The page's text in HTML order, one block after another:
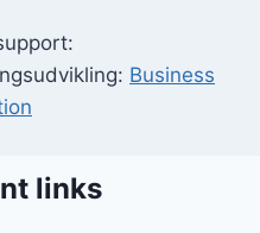
Business
links